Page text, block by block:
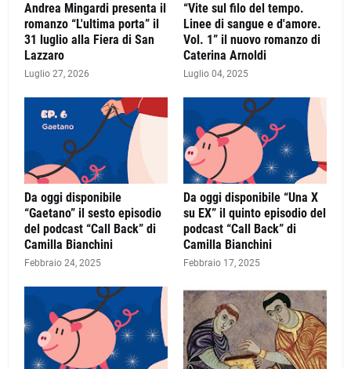
Andrea Mingardi presenta il
romanzo “L'ultima porta” il
31 luglio alla Fiera di San
Lazzaro
Luglio 27, 2026
“Vite sul filo del tempo.
Linee di sangue e d'amore.
Vol. 1” il nuovo romanzo di
Caterina Arnoldi
Luglio 04, 2025
Da oggi disponibile
“Gaetano” il sesto episodio
del podcast “Call Back” di
Camilla Bianchini
Febbraio 24, 2025
Da oggi disponibile “Una X
su EX” il quinto episodio del
podcast “Call Back” di
Camilla Bianchini
Febbraio 17, 2025